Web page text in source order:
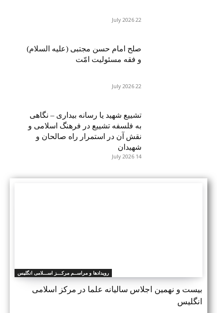
22 July 2026
صلح امام حسن مجتبی (علیه السلام)
و فقه مسئولیت امّت
22 July 2026
تشییع شهید یا رسانه بیداری – نگاهی
به فلسفه تشییع در فرهنگ اسلامی و
نقش آن در استمرار راه صالحان و
شهیدان
14 July 2026
رویدادها و مراســم مرکـــز اســـلامی انگلیس
بيست و نهمين اجلاس ساليانه علما در مرکز اسلامی
انگلیس